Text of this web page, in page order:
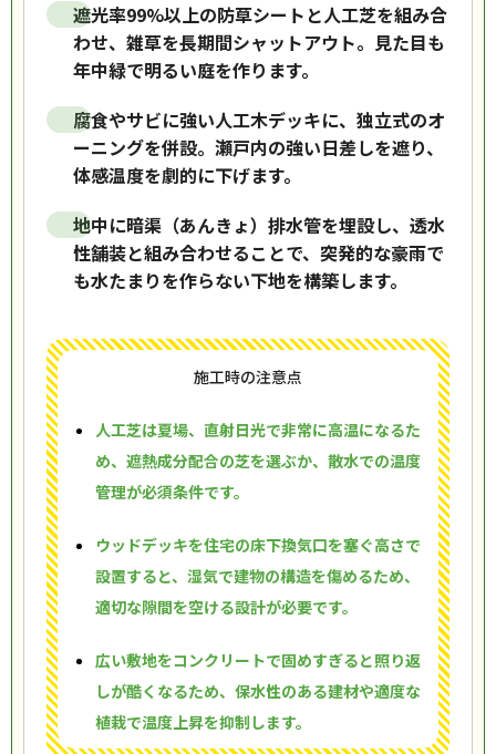
遮光率99%以上の防草シートと人工芝を組み合
わせ、雑草を長期間シャットアウト。見た目も
年中緑で明るい庭を作ります。
腐食やサビに強い人工木デッキに、独立式のオ
ーニングを併設。瀬戸内の強い日差しを遮り、
体感温度を劇的に下げます。
地中に暗渠（あんきょ）排水管を埋設し、透水
性舗装と組み合わせることで、突発的な豪雨で
も水たまりを作らない下地を構築します。
施工時の注意点
人工芝は夏場、直射日光で非常に高温になるた
め、遮熱成分配合の芝を選ぶか、散水での温度
管理が必須条件です。
ウッドデッキを住宅の床下換気口を塞ぐ高さで
設置すると、湿気で建物の構造を傷めるため、
適切な隙間を空ける設計が必要です。
広い敷地をコンクリートで固めすぎると照り返
しが酷くなるため、保水性のある建材や適度な
植栽で温度上昇を抑制します。